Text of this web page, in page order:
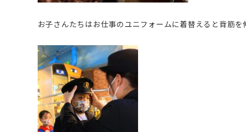
お子さんたちはお仕事のユニフォームに着替えると背筋